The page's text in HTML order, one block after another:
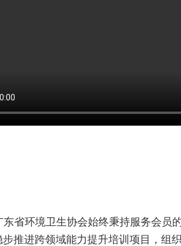
东省环境卫生协会始终秉持服务会员
步推进跨领域能力提升培训项目，组